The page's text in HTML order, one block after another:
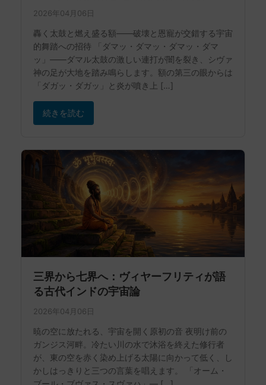
2026年04月06日
轟く太鼓と燃え盛る額——破壊と恩寵が交錯する宇宙
的舞踏への招待 「ダマッ・ダマッ・ダマッ・ダマ
ッ」——ダマル太鼓の激しい連打が闇を裂き、シヴァ
神の足が大地を踏み鳴らします。額の第三の眼からは
「ダガッ・ダガッ」と炎が噴き上 […]
続きを読む
三界から七界へ：ヴィヤーフリティが語
る古代インドの宇宙論
2026年04月06日
暁の空に放たれる、宇宙を開く原初の音 夜明け前の
ガンジス河畔。冷たい川の水で沐浴を終えた修行者
が、東の空を赤く染め上げる太陽に向かって低く、し
かしはっきりと三つの言葉を唱えます。 「オーム・